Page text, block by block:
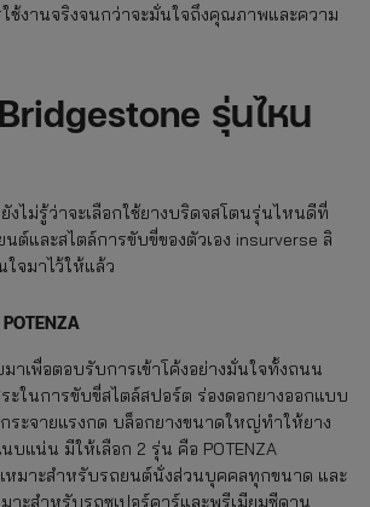
ช้งานจริงจนกว่าจะมั่นใจถึงคุณภาพและความ
รุ่นไหน
ว่าจะเลือกใช้ยางบริดจสโตนรุ่นไหนดีที่
ต์และสไตล์การขับขี่ของตัวเอง insurverse ลิ
จมาไว้ให้แล้ว
อตอบรับการเข้าโค้งอย่างมั่นใจทั้งถนน
ะในการขับขี่สไตล์สปอร์ต ร่องดอกยางออกแบบ
ะจายแรงกด บล็อกยางขนาดใหญ่ทำให้ยาง
บแน่น มีให้เลือก 2 รุ่น คือ POTENZA
เหมาะสำหรับรถยนต์นั่งส่วนบุคคลทุกขนาด และ
มาะสำหรับรถซูเปอร์คาร์และพรีเมียมซีดาน